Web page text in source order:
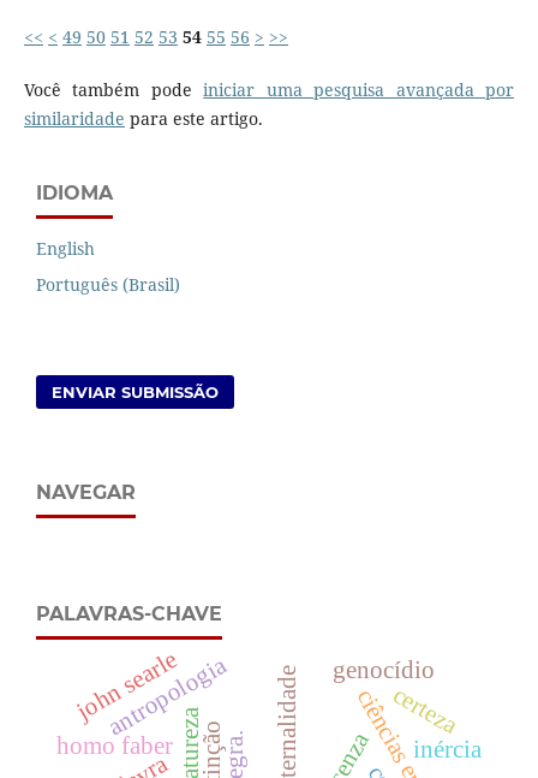
<< < 49 50 51 52 53 54 55 56 > >>
Você também podeiniciar uma pesquisa avançada por
similaridade para este artigo.
IDIOMA
English
Português (Brasil)
ENVIAR SUBMISSÃO
NAVEGAR
PALAVRAS-CHAVE
genocídio
antropologia certeza
inércia
john searle
homo faber